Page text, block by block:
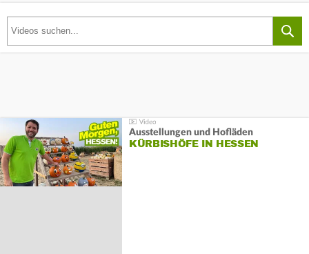
Ausstellungen und Hofläden
KÜRBISHÖFE IN HESSEN